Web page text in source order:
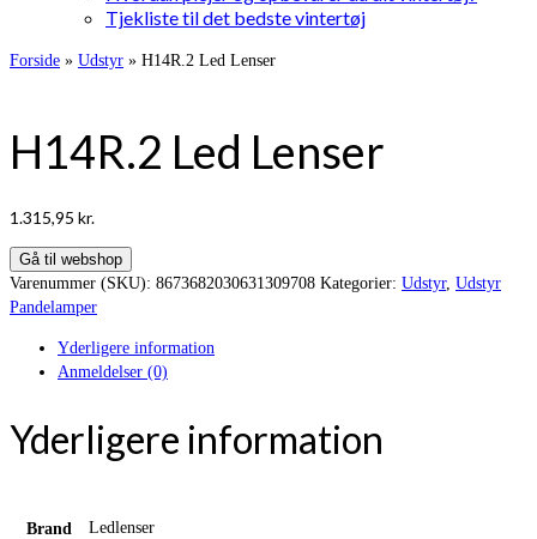
Tjekliste til det bedste vintertøj
Forside » Udstyr » H14R.2 Led Lenser
H14R.2 Led Lenser
1.315,95 kr.
Gå til webshop
Varenummer (SKU): 8673682030631309708 Kategorier: Udstyr, Udstyr
Pandelamper
Yderligere information
Anmeldelser (0)
Yderligere information
Brand Ledlenser